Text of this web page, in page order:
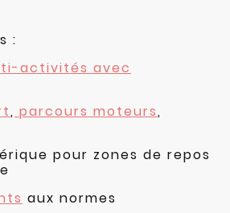
:
activités avec
, parcours moteurs,
pour zones de repos
aux normes